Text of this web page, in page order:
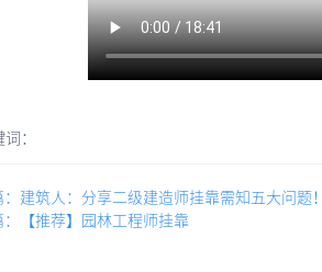
：
：建筑人：分享二级建造师挂靠需知五大问题
：【推荐】园林工程师挂靠